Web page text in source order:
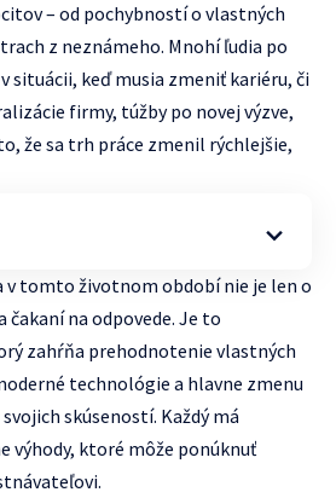
– od pochybností o vlastných
z neznámeho. Mnohí ľudia po
situácii, keď musia zmeniť kariéru, či
firmy, túžby po novej výzve,
že sa trh práce zmenil rýchlejšie,
v tomto životnom období nie je len o
na odpovede. Je to
zahŕňa prehodnotenie vlastných
technológie a hlavne zmenu
skúseností. Každý má
výhody, ktoré môže ponúknuť